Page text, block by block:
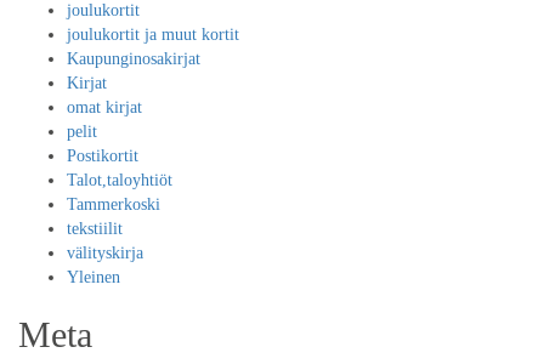
joulukortit
joulukortit ja muut kortit
Kaupunginosakirjat
Kirjat
omat kirjat
pelit
Postikortit
Talot,taloyhtiöt
Tammerkoski
tekstiilit
välityskirja
Yleinen
Meta